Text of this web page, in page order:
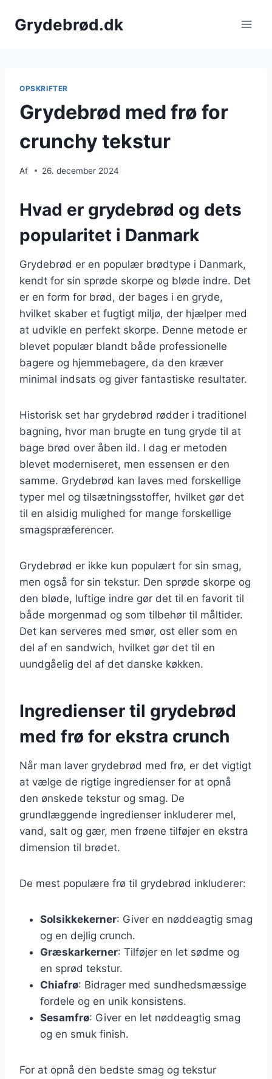
Grydebrød.dk
OPSKRIFTER
Grydebrød med frø for
crunchy tekstur
Af 26. december 2024
Hvad er grydebrød og dets
popularitet i Danmark
Grydebrød er en populær brødtype i Danmark,
kendt for sin sprøde skorpe og bløde indre. Det
er en form for brød, der bages i en gryde,
hvilket skaber et fugtigt miljø, der hjælper med
at udvikle en perfekt skorpe. Denne metode er
blevet populær blandt både professionelle
bagere og hjemmebagere, da den kræver
minimal indsats og giver fantastiske resultater.
Historisk set har grydebrød rødder i traditionel
bagning, hvor man brugte en tung gryde til at
bage brød over åben ild. I dag er metoden
blevet moderniseret, men essensen er den
samme. Grydebrød kan laves med forskellige
typer mel og tilsætningsstoffer, hvilket gør det
til en alsidig mulighed for mange forskellige
smagspræferencer.
Grydebrød er ikke kun populært for sin smag,
men også for sin tekstur. Den sprøde skorpe og
den bløde, luftige indre gør det til en favorit til
både morgenmad og som tilbehør til måltider.
Det kan serveres med smør, ost eller som en
del af en sandwich, hvilket gør det til en
uundgåelig del af det danske køkken.
Ingredienser til grydebrød
med frø for ekstra crunch
Når man laver grydebrød med frø, er det vigtigt
at vælge de rigtige ingredienser for at opnå
den ønskede tekstur og smag. De
grundlæggende ingredienser inkluderer mel,
vand, salt og gær, men frøene tilføjer en ekstra
dimension til brødet.
De mest populære frø til grydebrød inkluderer:
Solsikkekerner: Giver en nøddeagtig smag
og en dejlig crunch.
Græskarkerner: Tilføjer en let sødme og
en sprød tekstur.
Chiafrø: Bidrager med sundhedsmæssige
fordele og en unik konsistens.
Sesamfrø: Giver en let nøddeagtig smag
og en smuk finish.
For at opnå den bedste smag og tekstur